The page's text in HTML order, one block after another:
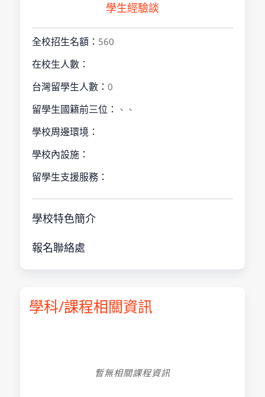
學生經驗談
全校招生名額： 560
在校生人數：
台灣留學生人數： 0
留學生國籍前三位： 、、
學校周邊環境：
學校內設施：
留學生支援服務：
學校特色簡介
報名聯絡處
學科/課程相關資訊
暫無相關課程資訊